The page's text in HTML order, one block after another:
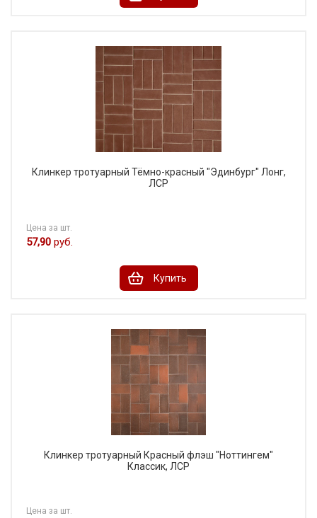
Клинкер тротуарный Тёмно-красный "Эдинбург" Лонг,
ЛСР
Цена за шт.
57,90 руб.
Купить
Клинкер тротуарный Красный флэш "Ноттингем"
Классик, ЛСР
Цена за шт.